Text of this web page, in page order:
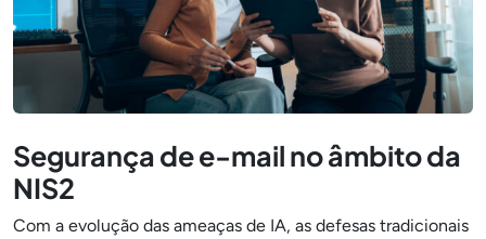
Segurança de e-mail no âmbito da
NIS2
Com a evolução das ameaças de IA, as defesas tradicionais